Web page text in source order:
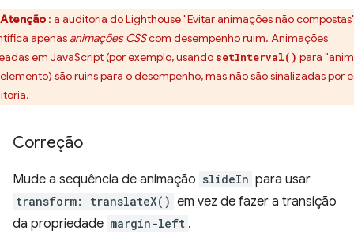
Atenção : a auditoria do Lighthouse "Evitar animações não
apenas animações CSScom desempenho ruim. Animações
em JavaScript (por exemplo, usando setInterval() para
são ruins para o desempenho, mas não são sinalizadas por
Correção
Mude a sequência de animação slideIn para usar
transform: translateX() em vez de fazer a transição
da propriedade margin-left .